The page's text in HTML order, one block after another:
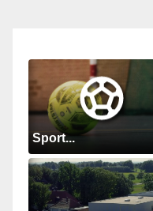
Sport...